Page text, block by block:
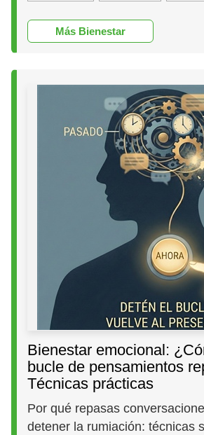
Más Bienestar
Bienestar emocional:
bucle de pensamientos
Técnicas prácticas
Por qué repasas
detener la rumiación: técnicas